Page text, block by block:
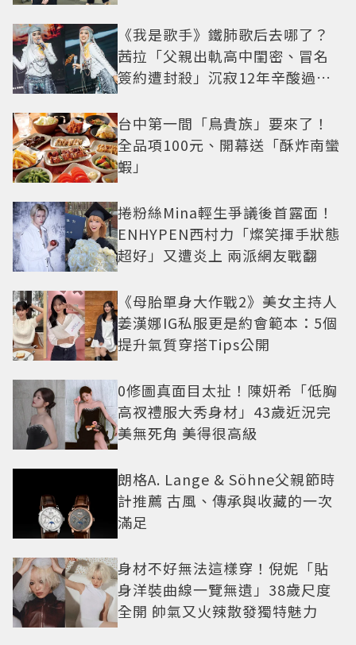
《我是歌手》鐵肺歌后去哪了？
茜拉「父親出軌高中閨密、冒名
簽約遭封殺」沉寂12年辛酸過往
台中第一間「鳥貴族」要來了！
全品項100元、開幕送「酥炸南蠻
蝦」
捲粉絲Mina輕生爭議後首露面！
ENHYPEN西村力「燦笑揮手狀態
超好」又遭炎上 兩派網友戰翻
《母胎單身大作戰2》美女主持人
姜漢娜IG私服更是約會範本：5個
提升氣質穿搭Tips公開
0修圖真面目太扯！陳妍希「低胸
高衩禮服大秀身材」43歲近況完
美無死角 美得很高級
朗格A. Lange & Söhne父親節時
計推薦 古風、傳承與收藏的一次
滿足
身材不好無法這樣穿！倪妮「貼
身洋裝曲線一覽無遺」38歲尺度
全開 帥氣又火辣散發獨特魅力